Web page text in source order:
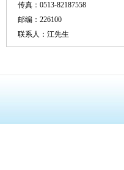
传真：0513-82187558
邮编：226100
联系人：江先生